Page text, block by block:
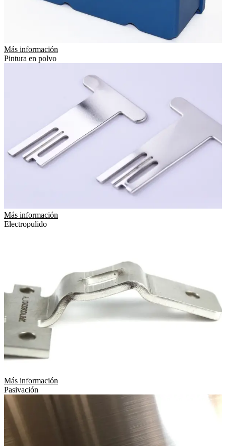
Más información
Pintura en polvo
Más información
Electropulido
Más información
Pasivación